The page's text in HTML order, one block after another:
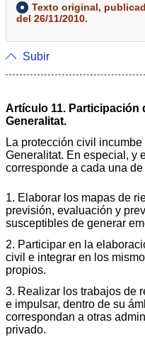
Texto original,
del 26/11/2010.
Subir
Artículo 11. Participación
Generalitat.
La protección civil
Generalitat. En especial, y
corresponde a cada una de
1. Elaborar los mapas de
previsión, evaluación y
susceptibles de generar
2. Participar en la
civil e integrar en los
propios.
3. Realizar los trabajos de
e impulsar, dentro de su
correspondan a otras
privado.